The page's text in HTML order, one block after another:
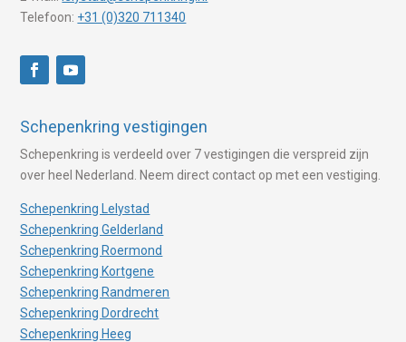
Telefoon: +31 (0)320 711340
Schepenkring vestigingen
Schepenkring is verdeeld over 7 vestigingen die verspreid zijn
over heel Nederland. Neem direct contact op met een vestiging.
Schepenkring Lelystad
Schepenkring Gelderland
Schepenkring Roermond
Schepenkring Kortgene
Schepenkring Randmeren
Schepenkring Dordrecht
Schepenkring Heeg